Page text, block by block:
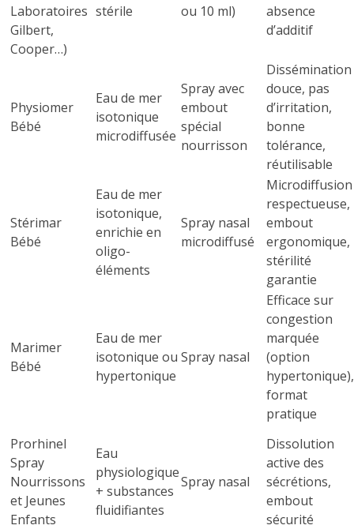
Laboratoires
Gilbert,
Cooper…)
stérile
ou 10 ml)
absence
d’additif
Physiomer
Bébé
Eau de mer
isotonique
microdiffusée
Spray avec
embout
spécial
nourrisson
Dissémination
douce, pas
d’irritation,
bonne
tolérance,
réutilisable
Stérimar
Bébé
Eau de mer
isotonique,
enrichie en
oligo-
éléments
Spray nasal
microdiffusé
Microdiffusion
respectueuse,
embout
ergonomique,
stérilité
garantie
Marimer
Bébé
Eau de mer
isotonique ou
hypertonique
Spray nasal
Efficace sur
congestion
marquée
(option
hypertonique),
format
pratique
Prorhinel
Spray
Nourrissons
et Jeunes
Enfants
Eau
physiologique
+ substances
fluidifiantes
Spray nasal
Dissolution
active des
sécrétions,
embout
sécurité